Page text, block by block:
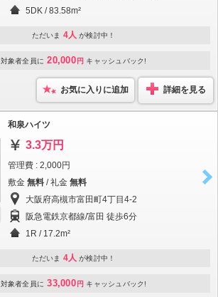
5DK / 83.58m²
ただいま 4人 が検討中！
対象者全員に 20,000 円 キャッシュバック!
お気に入りに追加 詳細を見る
和泉ハイツ
3.3万円
管理費 : 2,000円
敷金 無料 / 礼金 無料
大阪府高槻市富田町4丁目4-2
阪急電鉄京都線/富田 徒歩6分
1R / 17.2m²
ただいま 4人 が検討中！
対象者全員に 33,000 円 キャッシュバック!